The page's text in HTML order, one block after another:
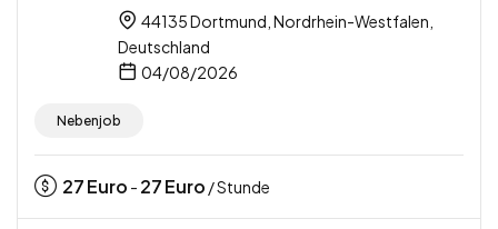
44135 Dortmund, Nordrhein-Westfalen,
Deutschland
04/08/2026
Nebenjob
27Euro - 27Euro / Stunde